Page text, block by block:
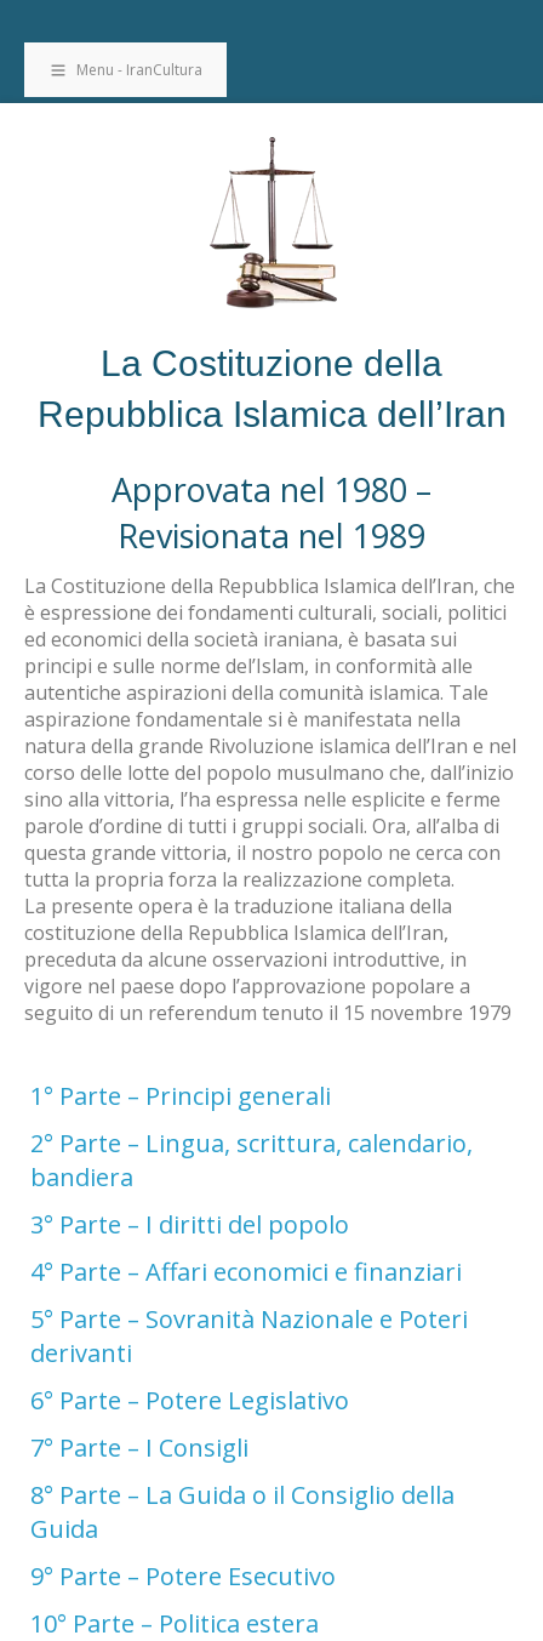
Menu - IranCultura
La Costituzione della
Repubblica Islamica dell’Iran
Approvata nel 1980 –
Revisionata nel 1989
La Costituzione della Repubblica Islamica dell’Iran, che
è espressione dei fondamenti culturali, sociali, politici
ed economici della società iraniana, è basata sui
principi e sulle norme del’Islam, in conformità alle
autentiche aspirazioni della comunità islamica. Tale
aspirazione fondamentale si è manifestata nella
natura della grande Rivoluzione islamica dell’Iran e nel
corso delle lotte del popolo musulmano che, dall’inizio
sino alla vittoria, l’ha espressa nelle esplicite e ferme
parole d’ordine di tutti i gruppi sociali. Ora, all’alba di
questa grande vittoria, il nostro popolo ne cerca con
tutta la propria forza la realizzazione completa.
La presente opera è la traduzione italiana della
costituzione della Repubblica Islamica dell’Iran,
preceduta da alcune osservazioni introduttive, in
vigore nel paese dopo l’approvazione popolare a
seguito di un referendum tenuto il 15 novembre 1979
1° Parte – Principi generali
2° Parte – Lingua, scrittura, calendario,
bandiera
3° Parte – I diritti del popolo
4° Parte – Affari economici e finanziari
5° Parte – Sovranità Nazionale e Poteri
derivanti
6° Parte – Potere Legislativo
7° Parte – I Consigli
8° Parte – La Guida o il Consiglio della
Guida
9° Parte – Potere Esecutivo
10° Parte – Politica estera